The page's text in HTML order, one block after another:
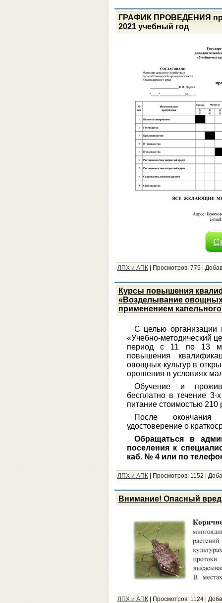
ГРАФИК ПРОВЕДЕНИЯ
2021 учебный год
ЛПХ и АПК| Просмотров: 775|
Курсы повышения
«Возделывание овощных
применением
С целью организации
«Учебно-методический
период с 11 по 13
повышения
овощных культур в
орошения в условиях
Обучение и
бесплатно в течение 3-
питание стоимостью 210
После окончания
удостоверение о
Обращаться в
поселения к
каб. № 4 или по
ЛПХ и АПК| Просмотров: 1152
Внимание! Опасный
ЛПХ и АПК| Просмотров: 1124|